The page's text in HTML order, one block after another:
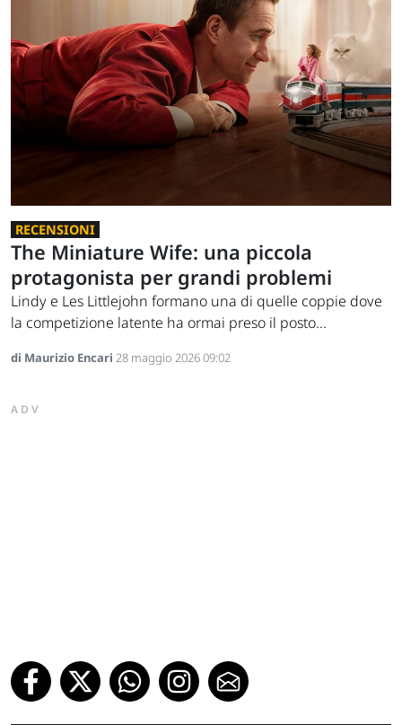
RECENSIONI
The Miniature Wife: una piccola
protagonista per grandi problemi
Lindy e Les Littlejohn formano una di quelle coppie dove
la competizione latente ha ormai preso il posto...
di Maurizio Encari 28 maggio 2026 09:02
ADV